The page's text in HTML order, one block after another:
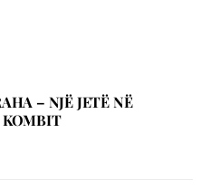
– NJЁ JETЁ NЁ